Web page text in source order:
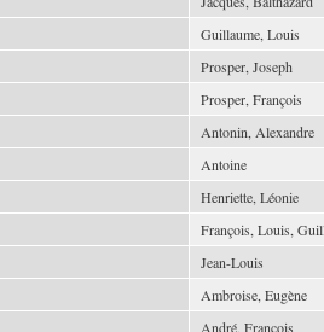
Guillaume, Louis
Prosper, Joseph
Prosper, François
Antonin, Alexandre
Antoine
Henriette, Léonie
François, Louis,
Jean-Louis
Ambroise, Eugène
André, François